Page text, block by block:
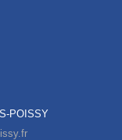
POISSY